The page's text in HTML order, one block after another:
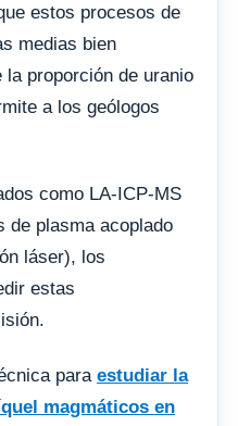
estos procesos de
medias bien
proporción de uranio
a los geólogos
como LA-ICP-MS
de plasma acoplado
láser), los
estas
para estudiar la
magmáticos en